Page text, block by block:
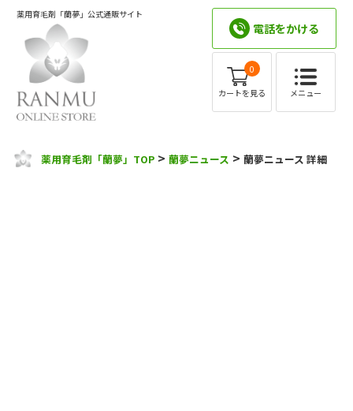
薬用育毛剤「蘭夢」公式通販サイト
電話をかける
0
カートを見る メニュー
薬用育毛剤「蘭夢」TOP >蘭夢ニュース >蘭夢ニュース 詳細